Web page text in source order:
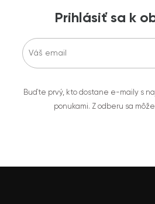
Prihlásiť sa k
Buďte prvý, kto dostane e-maily s
ponukami. Z odberu sa